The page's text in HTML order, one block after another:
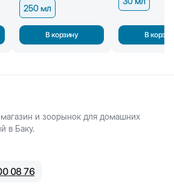
250 мл
В корзину В
и зоорынок для домашних
в Баку.
08 76